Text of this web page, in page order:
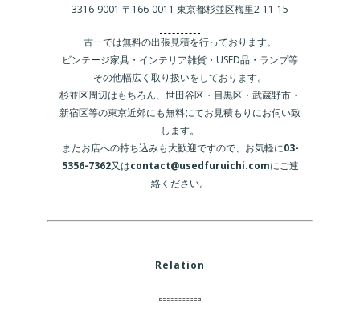
3316-9001 〒166-0011 東京都杉並区梅里2-11-15
古一では無料の出張見積を行っております。
ビンテージ家具・インテリア雑貨・USED品・ランプ等
その他幅広く取り扱いをしております。
杉並区周辺はもちろん、世田谷区・目黒区・武蔵野市・
新宿区等の東京近郊にも無料にてお見積もりにお伺い致
します。
またお店への持ち込みも大歓迎ですので、お気軽に03-
5356-7362又はcontact@usedfuruichi.comにご連
絡ください。
Relation